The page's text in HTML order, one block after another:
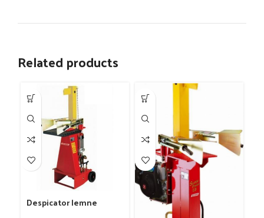
Related products
Despicator lemne